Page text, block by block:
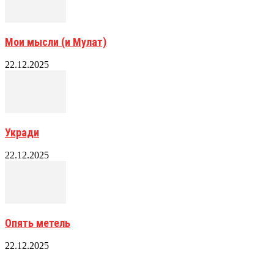
Мои мысли (и Мулат)
22.12.2025
Укради
22.12.2025
Опять метель
22.12.2025